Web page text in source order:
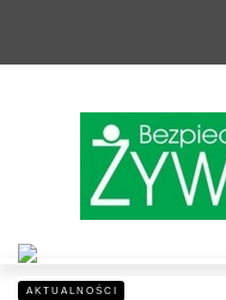
AKTUALNOŚCI